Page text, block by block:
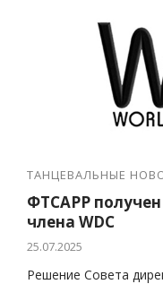
ТАНЦЕВАЛЬНЫЕ
ФТСАРР получен
члена WDC
25.07.2025
Решение Совета